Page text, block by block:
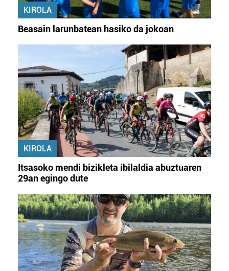
KIROLA
Beasain larunbatean hasiko da jokoan
KIROLA
Itsasoko mendi bizikleta ibilaldia abuztuaren
29an egingo dute